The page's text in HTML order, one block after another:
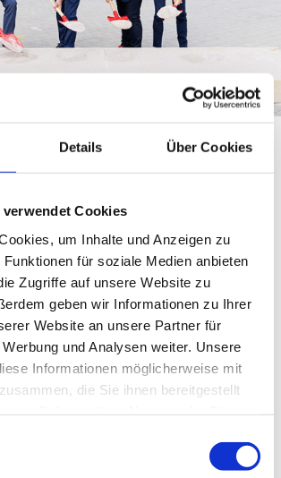
Details Über Cookies
verwendet Cookies
um Inhalte und Anzeigen zu
für soziale Medien anbieten
Zugriffe auf unsere Website zu
geben wir Informationen zu Ihrer
Website an unsere Partner für
und Analysen weiter. Unsere
Informationen möglicherweise mit
die Sie ihnen bereitgestellt
SERVICE
KONTAKT
WETTBEWERBE
KAMPAGNE
Architektenbüro 3:0
Nikolai, KommR RomanWeigl
Jahres wird der Platz
Gebäude der
Wien
begrünt und klimafit
derSpatenstichamVorplatz des
Alexander Nikolai, Fachgruppenobmann
Weigl und Daniel Zimmermann,